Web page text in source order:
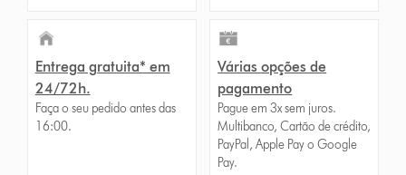
Entrega gratuita* em
24/72h.
Faça o seu pedido antes das
16:00.
Várias opções de
pagamento
Pague em 3x sem juros.
Multibanco, Cartão de crédito,
PayPal, Apple Pay o Google
Pay.